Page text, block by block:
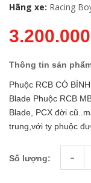
Hãng xe: Racing
Thông tin sản
Phuộc RCB CÓ
Blade Phuộc RCB
Blade, PCX đời
trung,với ty phuộc
Số lượng: -